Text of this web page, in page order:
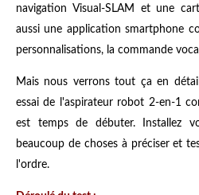
navigation Visual-SLAM et une
aussi une application smartphone
personnalisations, la commande
Mais nous verrons tout ça en
essai de l'aspirateur robot 2-en-1
est temps de débuter. Installez
beaucoup de choses à préciser et
l'ordre.